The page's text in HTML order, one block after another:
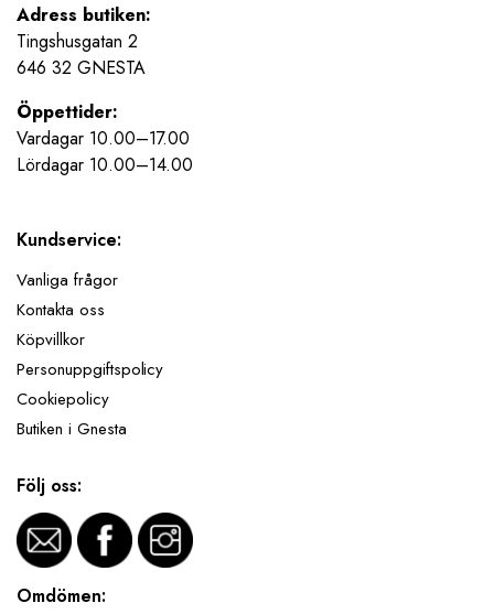
Adress butiken:
Tingshusgatan 2
646 32 GNESTA
Öppettider:
Vardagar 10.00–17.00
Lördagar 10.00–14.00
Kundservice:
Vanliga frågor
Kontakta oss
Köpvillkor
Personuppgiftspolicy
Cookiepolicy
Butiken i Gnesta
Följ oss:
Omdömen: